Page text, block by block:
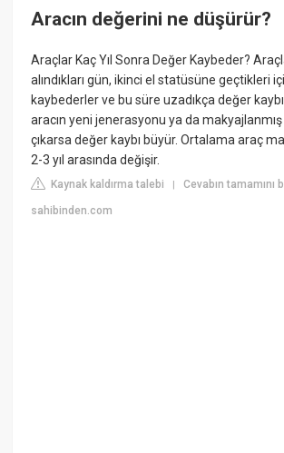
Aracın değerini ne düşürür?
Araçlar Kaç Yıl Sonra Değer Kaybeder?
alındıkları gün, ikinci el statüsüne geçtikleri
kaybederler ve bu süre uzadıkça değer
aracın yeni jenerasyonu ya da
çıkarsa değer kaybı büyür. Ortalama araç
2-3 yıl arasında değişir.
Kaynak kaldırma talebi |Cevabın tamamını
sahibinden.com